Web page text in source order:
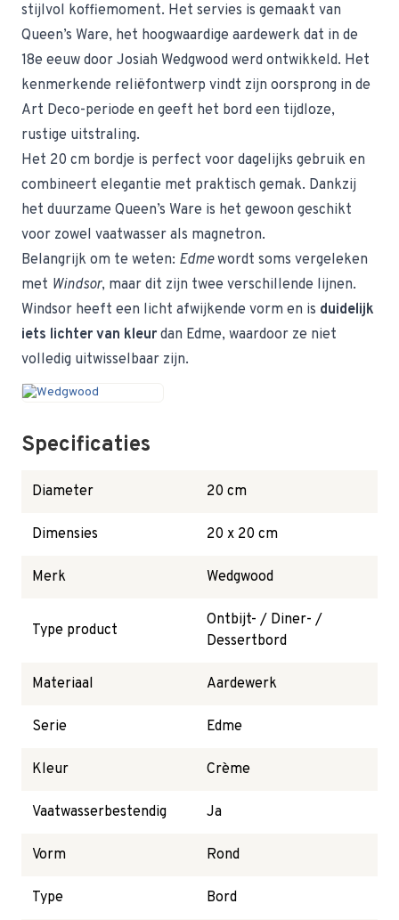
stijlvol koffiemoment. Het servies is gemaakt van
Queen’s Ware, het hoogwaardige aardewerk dat in de
18e eeuw door Josiah Wedgwood werd ontwikkeld. Het
kenmerkende reliëfontwerp vindt zijn oorsprong in de
Art Deco-periode en geeft het bord een tijdloze,
rustige uitstraling.
Het 20 cm bordje is perfect voor dagelijks gebruik en
combineert elegantie met praktisch gemak. Dankzij
het duurzame Queen’s Ware is het gewoon geschikt
voor zowel vaatwasser als magnetron.
Belangrijk om te weten: Edmewordt soms vergeleken
met Windsor, maar dit zijn twee verschillende lijnen.
Windsor heeft een licht afwijkende vorm en is duidelijk
iets lichter van kleur dan Edme, waardoor ze niet
volledig uitwisselbaar zijn.
Specificaties
Diameter 20 cm
Dimensies 20 x 20 cm
Merk Wedgwood
Type product
Ontbijt- / Diner- /
Dessertbord
Materiaal Aardewerk
Serie Edme
Kleur Crème
Vaatwasserbestendig Ja
Vorm Rond
Type Bord